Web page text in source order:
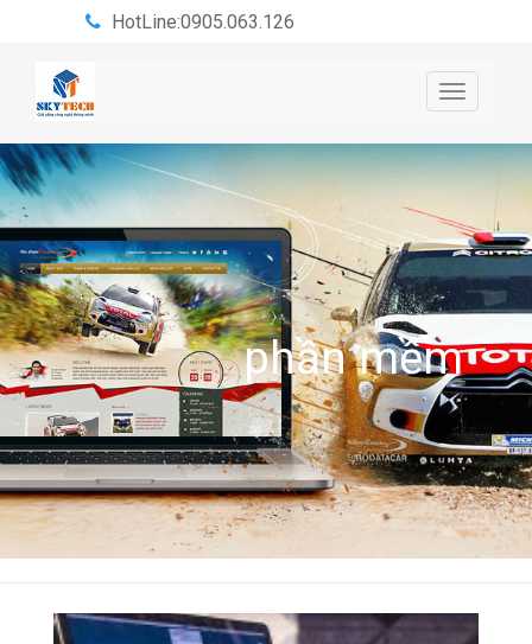
HotLine:0905.063.126
Toggle
phần mềm